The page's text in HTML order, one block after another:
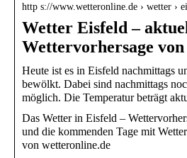
http s://www.wetteronline.de › wetter ›
Wetter Eisfeld –
Wettervorhersage
Heute ist es in Eisfeld nachmittags
bewölkt. Dabei sind nachmittags
möglich. Die Temperatur beträgt
Das Wetter in Eisfeld –
und die kommenden Tage mit
von wetteronline.de